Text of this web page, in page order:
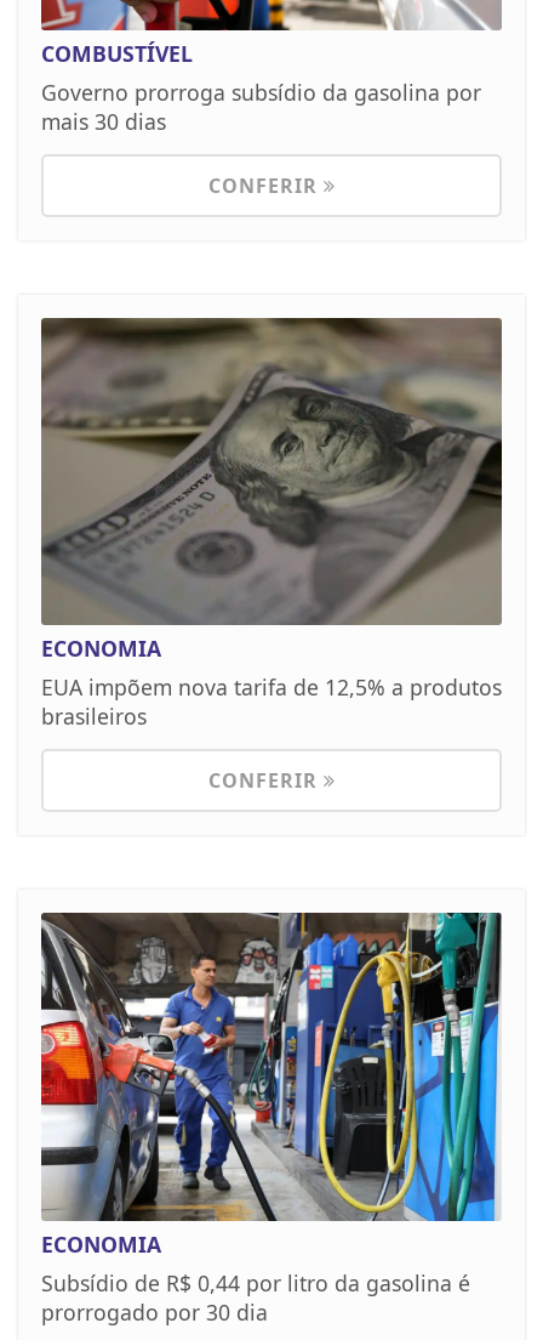
COMBUSTÍVEL
Governo prorroga subsídio da gasolina por
mais 30 dias
CONFERIR
ECONOMIA
EUA impõem nova tarifa de 12,5% a produtos
brasileiros
CONFERIR
ECONOMIA
Subsídio de R$ 0,44 por litro da gasolina é
prorrogado por 30 dia